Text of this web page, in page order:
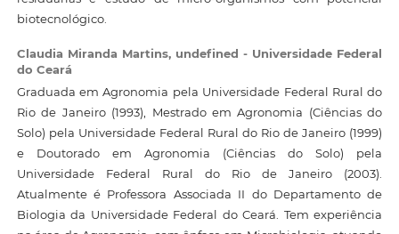
biotecnológico.
Claudia Miranda Martins, undefined - Universidade Federal
do Ceará
Graduada em Agronomia pela Universidade Federal Rural do
Rio de Janeiro (1993), Mestrado em Agronomia (Ciências do
Solo) pela Universidade Federal Rural do Rio de Janeiro (1999)
e Doutorado em Agronomia (Ciências do Solo) pela
Universidade Federal Rural do Rio de Janeiro (2003).
Atualmente é Professora Associada II do Departamento de
Biologia da Universidade Federal do Ceará. Tem experiência